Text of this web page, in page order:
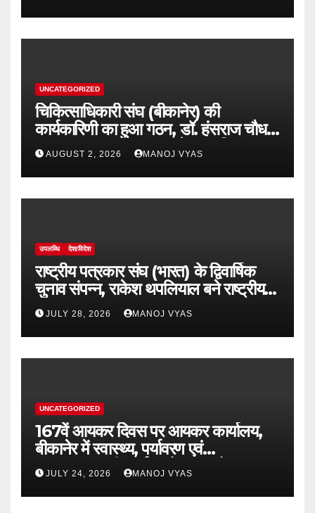
UNCATEGORIZED
चिकित्साधिकारी संघ (बीकानेर) की
कार्यकारिणी का हुआ गठन, डॉ. हंसराज चौधरी
अध्यक्ष व डॉ सुधांशु व्यास बने महासचिव
AUGUST 2, 2026 MANOJ VYAS
उपलब्धि देश/विदेश
राष्ट्रीय पत्रकार संघ (भारत) के द्विवार्षिक
चुनाव संपन्न, राकेश थपलियाल बने राष्ट्रीय
अध्यक्ष
JULY 28, 2026 MANOJ VYAS
UNCATEGORIZED
167वें आयकर दिवस पर आयकर कार्यालय,
बीकानेर में स्वास्थ्य, पर्यावरण एवं
जनकल्याणकारी कार्यक्रमों का आयोजन
JULY 24, 2026 MANOJ VYAS